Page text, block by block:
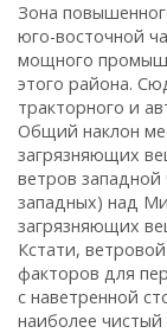
Зона
юго-восточной
мощного
этого района.
тракторного и
Общий наклон
загрязняющих
ветров
западных) над
загрязняющих
Кстати,
факторов для
с наветренной
наиболее чистый